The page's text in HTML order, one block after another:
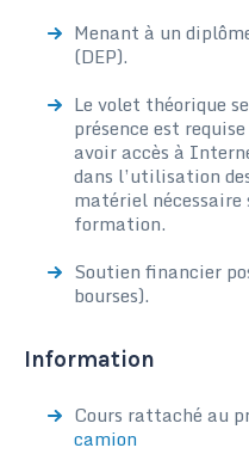
Menant à un
(DEP).
Le volet théorique
présence est
avoir accès à
dans l’utilisation
matériel
formation.
Soutien financier
bourses).
Information
Cours rattaché au
camion